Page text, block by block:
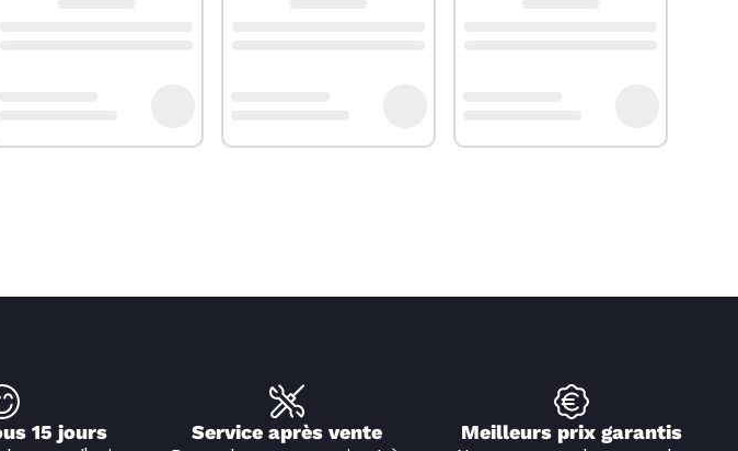
15 jours Service après vente Meilleurs prix garantis